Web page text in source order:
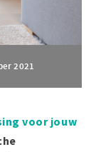
2021
voor jouw